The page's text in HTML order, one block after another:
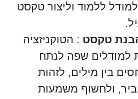
ללמוד וליצור טקסט
טקסט : הטוקניזציה
למודלים שפה לנתח
בין מילים, לזהות
ולחשוף משמעות